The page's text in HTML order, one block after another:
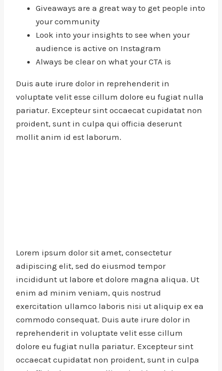
Giveaways are a great way to get people into
your community
Look into your insights to see when your
audience is active on Instagram
Always be clear on what your CTA is
Duis aute irure dolor in reprehenderit in
voluptate velit esse cillum dolore eu fugiat nulla
pariatur. Excepteur sint occaecat cupidatat non
proident, sunt in culpa qui officia deserunt
mollit anim id est laborum.
Lorem ipsum dolor sit amet, consectetur
adipiscing elit, sed do eiusmod tempor
incididunt ut labore et dolore magna aliqua. Ut
enim ad minim veniam, quis nostrud
exercitation ullamco laboris nisi ut aliquip ex ea
commodo consequat. Duis aute irure dolor in
reprehenderit in voluptate velit esse cillum
dolore eu fugiat nulla pariatur. Excepteur sint
occaecat cupidatat non proident, sunt in culpa